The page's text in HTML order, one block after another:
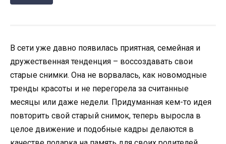
В сети уже давно появилась приятная, семейная и
дружественная тенденция – воссоздавать свои
старые снимки. Она не ворвалась, как новомодные
тренды красоты и не перегорела за считанные
месяцы или даже недели. Придуманная кем-то идея
повторить свой старый снимок, теперь выросла в
целое движение и подобные кадры делаются в